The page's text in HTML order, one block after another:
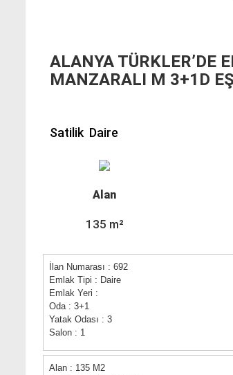
ALANYA TÜRKLER’DE
MANZARALI M 3+1D
Satilik Daire
Alan
135 m²
İlan Numarası : 692
Emlak Tipi : Daire
Emlak Yeri :
Oda : 3+1
Yatak Odası : 3
Salon : 1
Alan : 135 M2